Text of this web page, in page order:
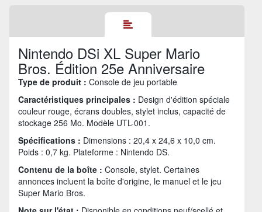
Nintendo DSi XL Super Mario
Bros. Édition 25e Anniversaire
Type de produit : Console de jeu portable
Caractéristiques principales : Design d'édition spéciale
couleur rouge, écrans doubles, stylet inclus, capacité de
stockage 256 Mo. Modèle UTL-001.
Spécifications : Dimensions : 20,4 x 24,6 x 10,0 cm.
Poids : 0,7 kg. Plateforme : Nintendo DS.
Contenu de la boîte : Console, stylet. Certaines
annonces incluent la boîte d'origine, le manuel et le jeu
Super Mario Bros.